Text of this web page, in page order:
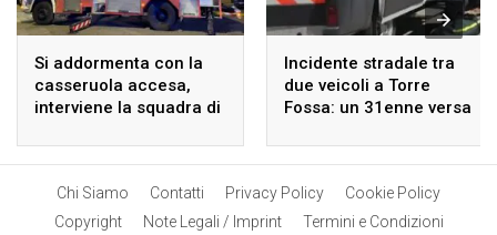
Si addormenta con la
casseruola accesa,
interviene la squadra di
Oroboni.
Incidente stradale tra
due veicoli a Torre
Fossa: un 31enne versa
Chi Siamo Contatti Privacy Policy
Cookie Policy
Copyright
Note Legali / Imprint Termini e Condizioni